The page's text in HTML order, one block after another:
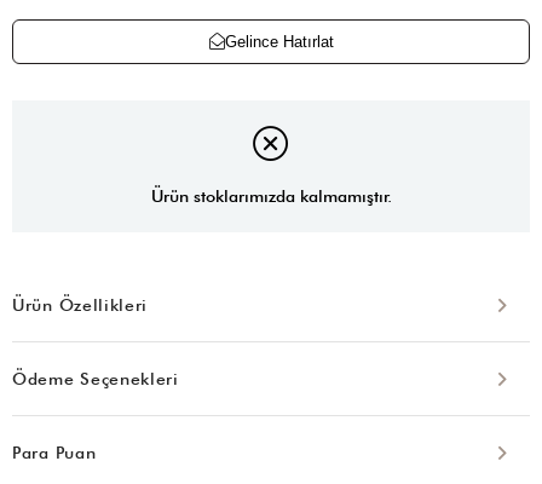
Gelince Hatırlat
Ürün stoklarımızda kalmamıştır.
Ürün Özellikleri
Ödeme Seçenekleri
Para Puan